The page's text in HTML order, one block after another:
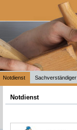
Notdienst Sachverständiger
Notdienst